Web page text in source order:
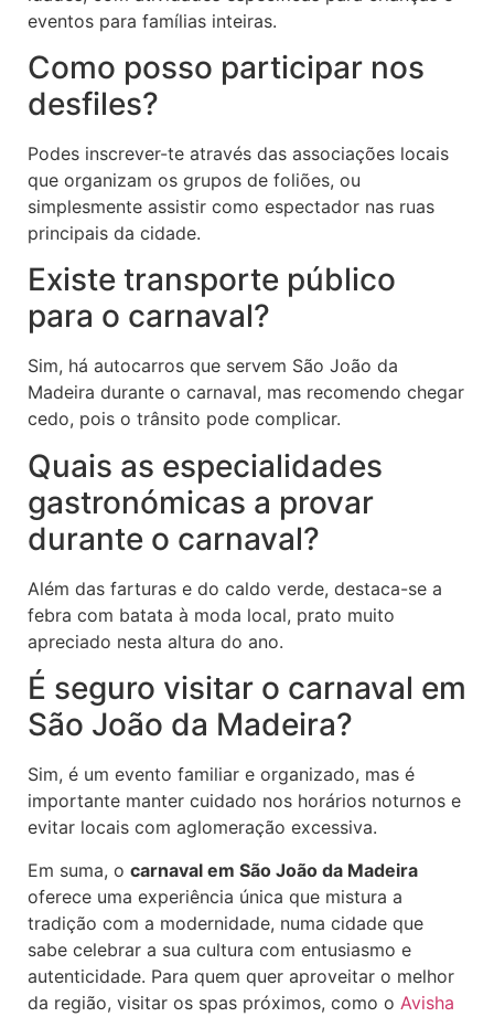
eventos para famílias inteiras.
Como posso participar nos
desfiles?
Podes inscrever-te através das associações locais
que organizam os grupos de foliões, ou
simplesmente assistir como espectador nas ruas
principais da cidade.
Existe transporte público
para o carnaval?
Sim, há autocarros que servem São João da
Madeira durante o carnaval, mas recomendo chegar
cedo, pois o trânsito pode complicar.
Quais as especialidades
gastronómicas a provar
durante o carnaval?
Além das farturas e do caldo verde, destaca-se a
febra com batata à moda local, prato muito
apreciado nesta altura do ano.
É seguro visitar o carnaval em
São João da Madeira?
Sim, é um evento familiar e organizado, mas é
importante manter cuidado nos horários noturnos e
evitar locais com aglomeração excessiva.
Em suma, o carnaval em São João da Madeira
oferece uma experiência única que mistura a
tradição com a modernidade, numa cidade que
sabe celebrar a sua cultura com entusiasmo e
autenticidade. Para quem quer aproveitar o melhor
da região, visitar os spas próximos, como o Avisha